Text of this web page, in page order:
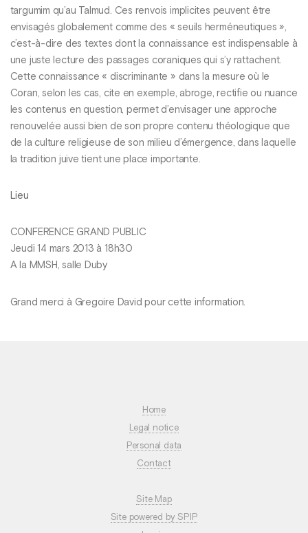
targumim qu’au Talmud. Ces renvois implicites peuvent être
envisagés globalement comme des « seuils herméneutiques »,
c’est-à-dire des textes dont la connaissance est indispensable à
une juste lecture des passages coraniques qui s’y rattachent.
Cette connaissance « discriminante » dans la mesure où le
Coran, selon les cas, cite en exemple, abroge, rectifie ou nuance
les contenus en question, permet d’envisager une approche
renouvelée aussi bien de son propre contenu théologique que
de la culture religieuse de son milieu d’émergence, dans laquelle
la tradition juive tient une place importante.
Lieu
CONFERENCE GRAND PUBLIC
Jeudi 14 mars 2013 à 18h30
A la MMSH, salle Duby
Grand merci à Gregoire David pour cette information.
Home
Legal notice
Personal data
Contact
Site Map
Site powered by SPIP